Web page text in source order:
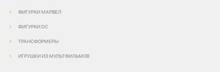
ФИГУРКИ МАРВЕЛ
ФИГУРКИ DC
ТРАНСФОРМЕРЫ
ИГРУШКИ ИЗ МУЛЬТФИЛЬМОВ